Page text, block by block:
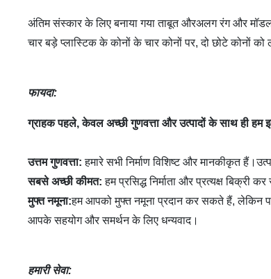
अंतिम संस्कार के लिए बनाया गया ताबूत औरअलग रंग और मॉडल
चार बड़े प्लास्टिक के कोनों के चार कोनों पर, दो छोटे कोनों
फायदा:
ग्राहक पहले, केवल अच्छी गुणवत्ता और उत्पादों के साथ ही
उत्तम गुणवत्ता:हमारे सभी निर्माण विशिष्ट और मानकीकृत
सबसे अच्छी कीमत:हम प्रसिद्ध निर्माता और प्रत्यक्ष बिक्री
मुफ्त नमूना:हम आपको मुफ्त नमूना प्रदान कर सकते हैं, लेकिन
आपके सहयोग और समर्थन के लिए धन्यवाद।
हमारी सेवा: